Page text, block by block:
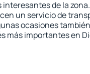
de la
un servicio de
ocasiones
más importantes en